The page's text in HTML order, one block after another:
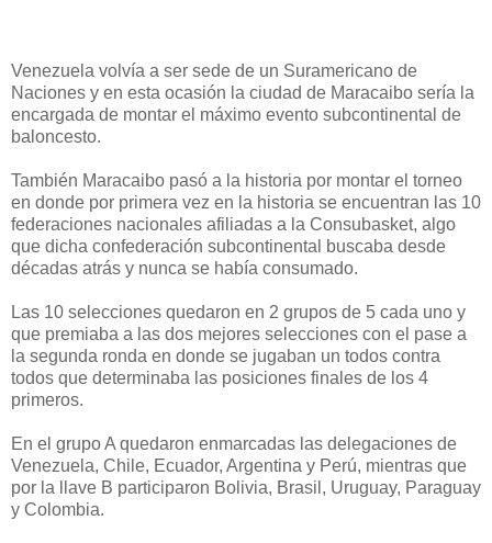
Venezuela volvía a ser sede de un Suramericano de
Naciones y en esta ocasión la ciudad de Maracaibo sería la
encargada de montar el máximo evento subcontinental de
baloncesto.
También Maracaibo pasó a la historia por montar el torneo
en donde por primera vez en la historia se encuentran las 10
federaciones nacionales afiliadas a la Consubasket, algo
que dicha confederación subcontinental buscaba desde
décadas atrás y nunca se había consumado.
Las 10 selecciones quedaron en 2 grupos de 5 cada uno y
que premiaba a las dos mejores selecciones con el pase a
la segunda ronda en donde se jugaban un todos contra
todos que determinaba las posiciones finales de los 4
primeros.
En el grupo A quedaron enmarcadas las delegaciones de
Venezuela, Chile, Ecuador, Argentina y Perú, mientras que
por la llave B participaron Bolivia, Brasil, Uruguay, Paraguay
y Colombia.